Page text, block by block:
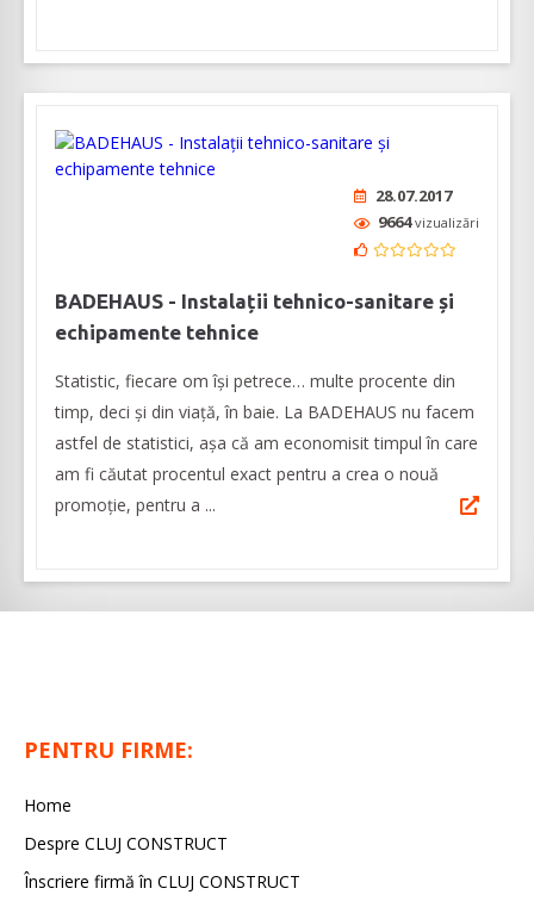
28.07.2017
9664vizualizări
BADEHAUS - Instalații tehnico-sanitare și
echipamente tehnice
Statistic, fiecare om își petrece… multe procente din
timp, deci și din viață, în baie. La BADEHAUS nu facem
astfel de statistici, așa că am economisit timpul în care
am fi căutat procentul exact pentru a crea o nouă
promoție, pentru a ...
PENTRU FIRME:
Home
Despre CLUJ CONSTRUCT
Înscriere firmă în CLUJ CONSTRUCT